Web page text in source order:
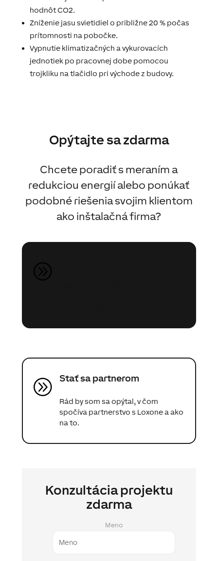
hodnôt CO2.
Zníženie jasu svietidiel o približne 20 % počas
prítomnosti na pobočke.
Vypnutie klimatizačných a vykurovacích
jednotiek po pracovnej dobe pomocou
trojkliku na tlačidlo pri východe z budovy.
Opýtajte sa zdarma
Chcete poradiť s meraním a
redukciou energií alebo ponúkať
podobné riešenia svojim klientom
ako inštalačná firma?
A Stať sa partnerom
Rád by som sa opýtal, v čom
spočíva partnerstvo s Loxone a ako
na to.
Konzultácia projektu
zdarma
Meno